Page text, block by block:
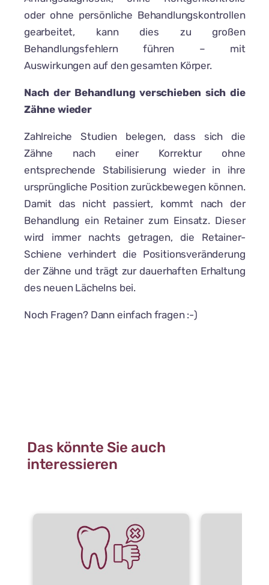
oder ohne persönliche Behandlungskontrollen
gearbeitet, kann dies zu großen
Behandlungsfehlern führen – mit
Auswirkungen auf den gesamten Körper.
Nach der Behandlung verschieben sich die
Zähne wieder
Zahlreiche Studien belegen, dass sich die
Zähne nach einer Korrektur ohne
entsprechende Stabilisierung wieder in ihre
ursprüngliche Position zurückbewegen können.
Damit das nicht passiert, kommt nach der
Behandlung ein Retainer zum Einsatz. Dieser
wird immer nachts getragen, die Retainer-
Schiene verhindert die Positionsveränderung
der Zähne und trägt zur dauerhaften Erhaltung
des neuen Lächelns bei.
Noch Fragen? Dann einfach fragen :-)
Das könnte Sie auch
interessieren